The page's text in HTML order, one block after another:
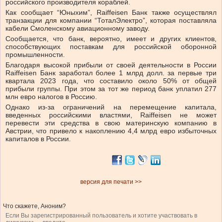
российского производителя кораблей.
Как сообщает “Юныхим”, Raiffeisen Банк также осуществлял
транзакции для компании “ТоталЭлектро”, которая поставляла
кабели Смоленскому авиационному заводу.
Сообщается, что банк, вероятно, имеет и других клиентов,
способствующих поставкам для российской оборонной
промышленности.
Благодаря высокой прибыли от своей деятельности в России
Raiffeisen Банк заработал более 1 млрд долл. за первые три
квартала 2023 года, что составило около 50% от общей
прибыли группы. При этом за тот же период банк уплатил 277
млн евро налогов в Россию.
Однако из-за ограничений на перемещение капитала,
введенных российскими властями, Raiffeisen не может
перевести эти средства в свою материнскую компанию в
Австрии, что привело к накоплению 4,4 млрд евро избыточных
капиталов в России.
версия для печати >>
Что скажете, Аноним?
Если Вы зарегистрированный пользователь и хотите участвовать в